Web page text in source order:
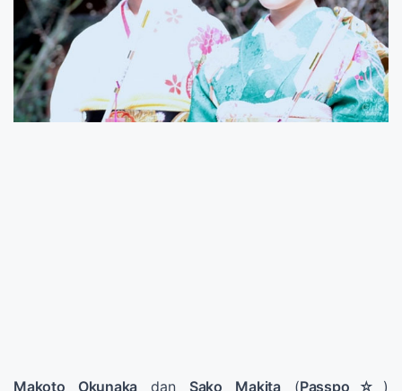
Makoto Okunaka dan Sako Makita(Passpo☆ )